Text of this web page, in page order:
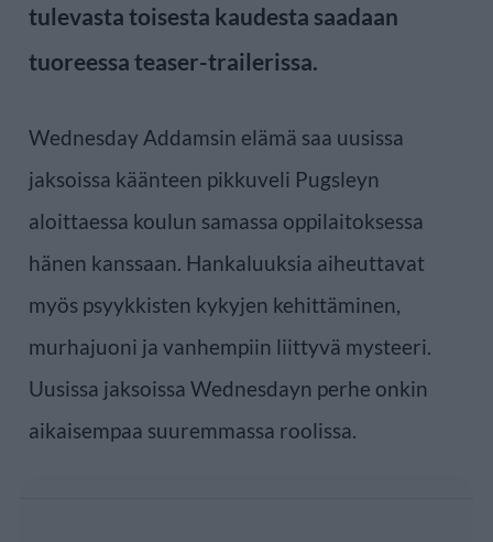
tulevasta toisesta kaudesta saadaan
tuoreessa teaser-trailerissa.
Wednesday Addamsin elämä saa uusissa
jaksoissa käänteen pikkuveli Pugsleyn
aloittaessa koulun samassa oppilaitoksessa
hänen kanssaan. Hankaluuksia aiheuttavat
myös psyykkisten kykyjen kehittäminen,
murhajuoni ja vanhempiin liittyvä mysteeri.
Uusissa jaksoissa Wednesdayn perhe onkin
aikaisempaa suuremmassa roolissa.